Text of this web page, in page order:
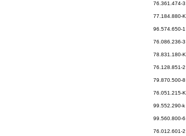
76.361.474-3
77.184.880-K
96.574.650-1
76.086.236-3
78.831.180-K
76.128.851-2
79.870.500-8
76.051.215-K
99.552.290-k
99.560.800-6
76.012.601-2